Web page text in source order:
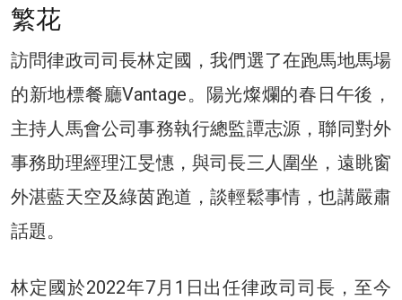
繁花
訪問律政司司長林定國，我們選了在跑馬地馬場
的新地標餐廳Vantage。陽光燦爛的春日午後，
主持人馬會公司事務執行總監譚志源，聯同對外
事務助理經理江旻憓，與司長三人圍坐，遠眺窗
外湛藍天空及綠茵跑道，談輕鬆事情，也講嚴肅
話題。
林定國於2022年7月1日出任律政司司長，至今